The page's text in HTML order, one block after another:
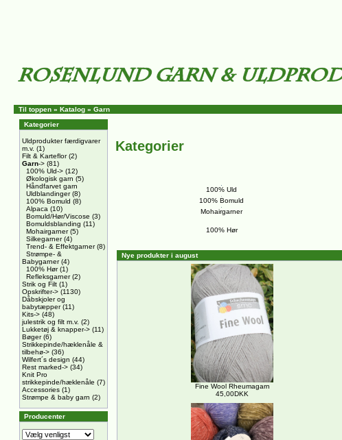
Til toppen » Katalog » Garn
Kategorier
Uldprodukter færdigvarer
m.v. (1)
Filt & Karteflor(2)
Garn-> (81)
100% Uld-> (12)
Økologisk garn (5)
Håndfarvet garn
Uldblandinger(8)
100% Bomuld (8)
Alpaca (10)
Bomuld/Hør/Viscose (3)
Bomuldsblanding (11)
Mohairgarner(5)
Silkegarner(4)
Trend- & Effektgarner(8)
Strømpe- &
Babygarner(4)
100% Hør(1)
Refleksgarner(2)
Strik og Filt (1)
Opskrifter-> (1130)
Dåbskjoler og
babytæpper(11)
Kits-> (48)
julestrik og filt m.v. (2)
Lukketøj & knapper-> (11)
Bøger(6)
Strikkepinde/hæklenåle &
tilbehø-> (36)
Wilfert´s design (44)
Rest marked-> (34)
Knit Pro
strikkepinde/hæklenåle (7)
Accessories (1)
Strømpe & baby garn (2)
Producenter
Kategorier
100% Uld
100% Bomuld
Mohairgarner
100% Hør
Nye produkter i august
Fine Wool Rheumagarn
45,00DKK